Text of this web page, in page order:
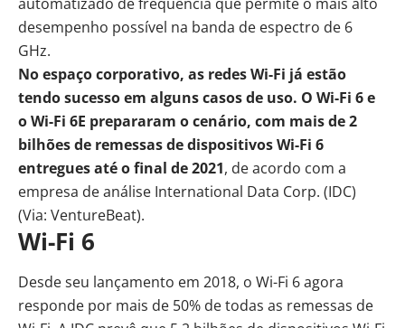
desempenho possível na banda de espectro de 6
GHz.
Noespaço corporativo, as redes Wi-Fi já estão
tendo sucesso em alguns casos de uso. O Wi-Fi 6 e
o Wi-Fi 6E prepararam o cenário, com mais de 2
bilhões de remessas de dispositivos Wi-Fi 6
entregues até o final de 2021, de acordo com a
empresa de análise International Data Corp. (IDC)
(Via: VentureBeat).
Wi-Fi 6
Desde seu lançamento em 2018, o Wi-Fi 6 agora
responde por mais de 50% de todas as remessas de